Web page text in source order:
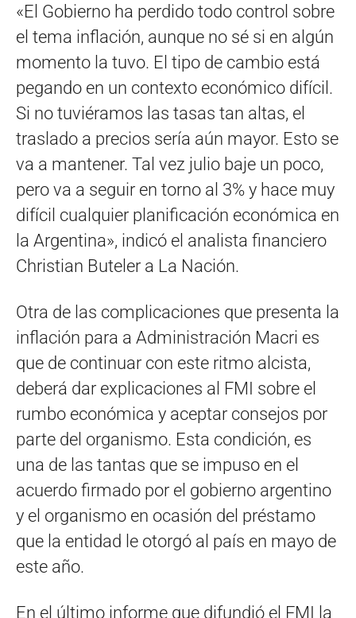
«El Gobierno ha perdido todo control sobre
el tema inflación, aunque no sé si en algún
momento la tuvo. El tipo de cambio está
pegando en un contexto económico difícil.
Si no tuviéramos las tasas tan altas, el
traslado a precios sería aún mayor. Esto se
va a mantener. Tal vez julio baje un poco,
pero va a seguir en torno al 3% y hace muy
difícil cualquier planificación económica en
la Argentina», indicó el analista financiero
Christian Buteler a La Nación.
Otra de las complicaciones que presenta la
inflación para a Administración Macri es
que de continuar con este ritmo alcista,
deberá dar explicaciones al FMI sobre el
rumbo económica y aceptar consejos por
parte del organismo. Esta condición, es
una de las tantas que se impuso en el
acuerdo firmado por el gobierno argentino
y el organismo en ocasión del préstamo
que la entidad le otorgó al país en mayo de
este año.
En el último informe que difundió el FMI la